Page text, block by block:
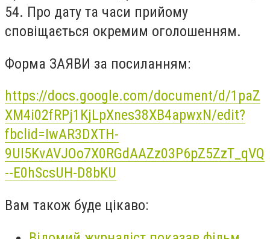
54. Про дату та часи прийому
сповіщається окремим оголошенням.
Форма ЗАЯВИ за посиланням:
https://docs.google.com/document/d/1paZ
XM4i02fRPj1KjLpXnes38XB4apwxN/edit?
fbclid=IwAR3DXTH-
9UI5KvAVJOo7X0RGdAAZz03P6pZ5ZzT_qVQ
--E0hScsUH-D8bKU
Вам також буде цікаво: